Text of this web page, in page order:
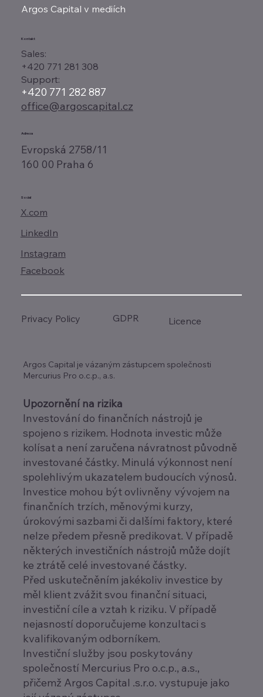
Argos Capital v mediích
Adresa
Evropská 2758/11
160 00 Praha 6
Kontakt
Sales:
+420 771 281 308
Support:
+420 771 282 887
office@argoscapital.cz
Social
X.com
LinkedIn
Instagram
Facebook
Argos Capital je vázaným zástupcem společnosti
Mercurius Pro o.c.p., a.s.
Upozornění na rizika
Investování do finančních nástrojů je
spojeno s rizikem. Hodnota investic může
kolísat a není zaručena návratnost původně
investované částky. Minulá výkonnost není
spolehlivým ukazatelem budoucích výnosů.
Investice mohou být ovlivněny vývojem na
finančních trzích, měnovými kurzy,
úrokovými sazbami či dalšími faktory, které
nelze předem přesně predikovat. V případě
některých investičních nástrojů může dojít
ke ztrátě celé investované částky.
Před uskutečněním jakékoliv investice by
měl klient zvážit svou finanční situaci,
investiční cíle a vztah k riziku. V případě
nejasností doporučujeme konzultaci s
kvalifikovaným odborníkem.
Investiční služby jsou poskytovány
společností Mercurius Pro o.c.p., a.s.,
přičemž Argos Capital .s.r.o. vystupuje jako
Privacy Policy GDPR Licence